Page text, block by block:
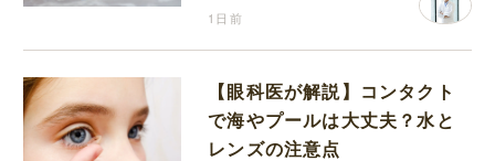
1日前
【眼科医が解説】コンタクト
で海やプールは大丈夫？水と
レンズの注意点